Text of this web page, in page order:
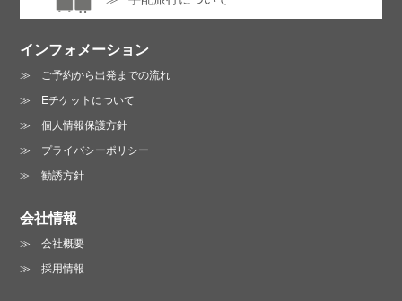
インフォメーション
ご予約から出発までの流れ
Eチケットについて
個人情報保護方針
プライバシーポリシー
勧誘方針
会社情報
会社概要
採用情報